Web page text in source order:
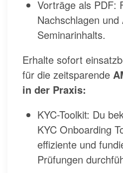
Vorträge als PDF:
Nachschlagen
Seminarinhalts.
Erhalte sofort
für die zeitsparende
in der Praxis:
KYC-Toolkit: Du
KYC Onboarding
effiziente und
Prüfungen